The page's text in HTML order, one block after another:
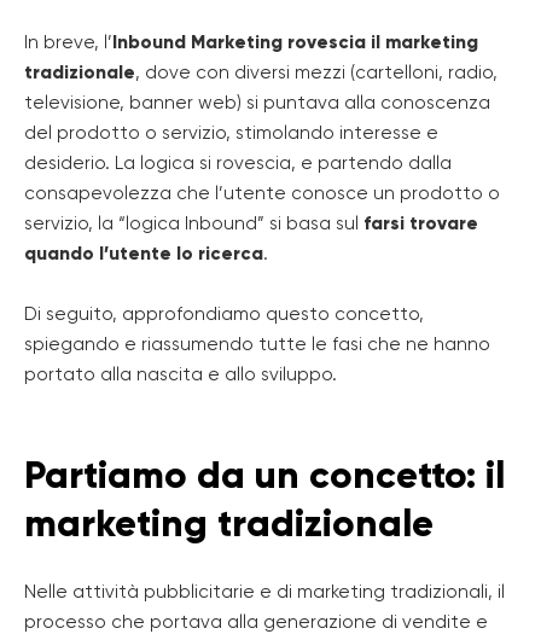
In breve, l’Inbound Marketing rovescia il marketing
tradizionale, dove con diversi mezzi (cartelloni, radio,
televisione, banner web) si puntava alla conoscenza
del prodotto o servizio, stimolando interesse e
desiderio. La logica si rovescia, e partendo dalla
consapevolezza che l’utente conosce un prodotto o
servizio, la “logica Inbound” si basa sul farsi trovare
quando l’utente lo ricerca.
Di seguito, approfondiamo questo concetto,
spiegando e riassumendo tutte le fasi che ne hanno
portato alla nascita e allo sviluppo.
Partiamo da un concetto: il
marketing tradizionale
Nelle attività pubblicitarie e di marketing tradizionali, il
processo che portava alla generazione di vendite e